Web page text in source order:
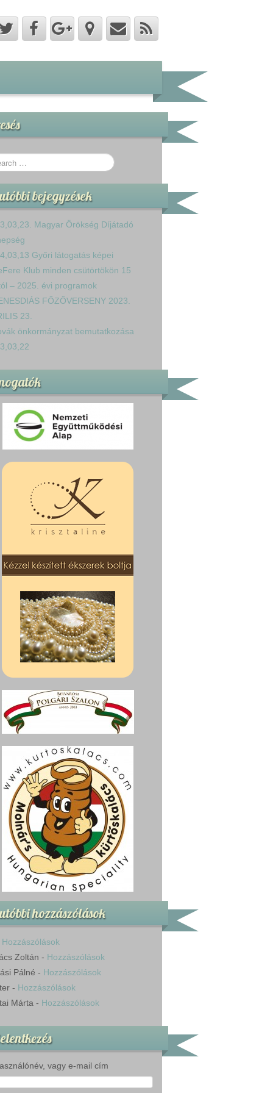
bejegyzések
Magyar Örökség Díjátadó
Győri látogatás képei
Klub minden csütörtökön 15
– 2025. évi programok
FŐZŐVERSENY 2023.
23.
önkormányzat bemutatkozása
hozzászólások
Hozzászólások
Zoltán - Hozzászólások
Pálné - Hozzászólások
- Hozzászólások
Márta - Hozzászólások
vagy e-mail cím